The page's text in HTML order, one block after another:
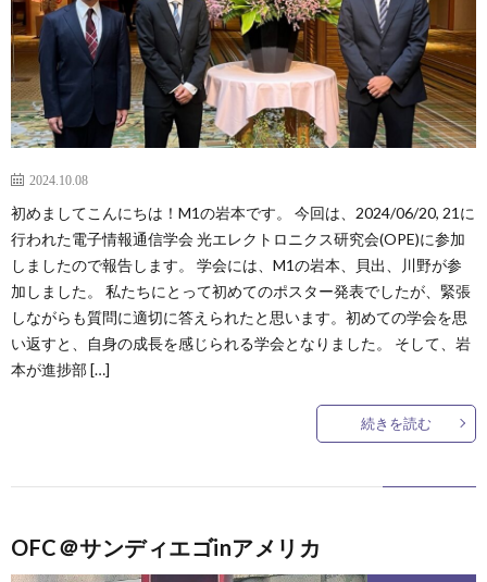
2024.10.08
初めましてこんにちは！M1の岩本です。 今回は、2024/06/20, 21に
行われた電子情報通信学会 光エレクトロニクス研究会(OPE)に参加
しましたので報告します。 学会には、M1の岩本、貝出、川野が参
加しました。 私たちにとって初めてのポスター発表でしたが、緊張
しながらも質問に適切に答えられたと思います。初めての学会を思
い返すと、自身の成長を感じられる学会となりました。 そして、岩
本が進捗部 […]
続きを読む
OFC＠サンディエゴinアメリカ